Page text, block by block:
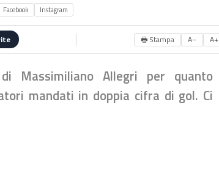
Facebook Instagram
🖶 Stampa A− A+
Massimiliano Allegri per quanto
mandati in doppia cifra di gol. Ci